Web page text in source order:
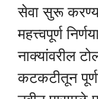
सेवा सुरू
महत्त्वपूर्ण
नाक्यांवरील
कटकटीतून